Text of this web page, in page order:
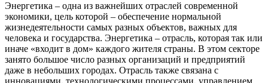
Энергетика – одна из важнейших отраслей современной
экономики, цель которой – обеспечение нормальной
жизнедеятельности самых разных объектов, важных для
человека и государства. Энергетика – отрасль, которая так или
иначе «входит в дом» каждого жителя страны. В этом секторе
занято большое число разных организаций и предприятий
даже в небольших городах. Отрасль также связана с